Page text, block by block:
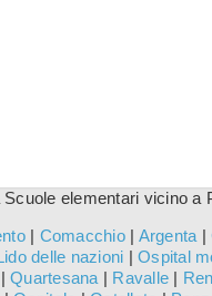
Scuole elementari vicino a
| Comacchio| Argenta |
delle nazioni | Ospital
| Quartesana | Ravalle |